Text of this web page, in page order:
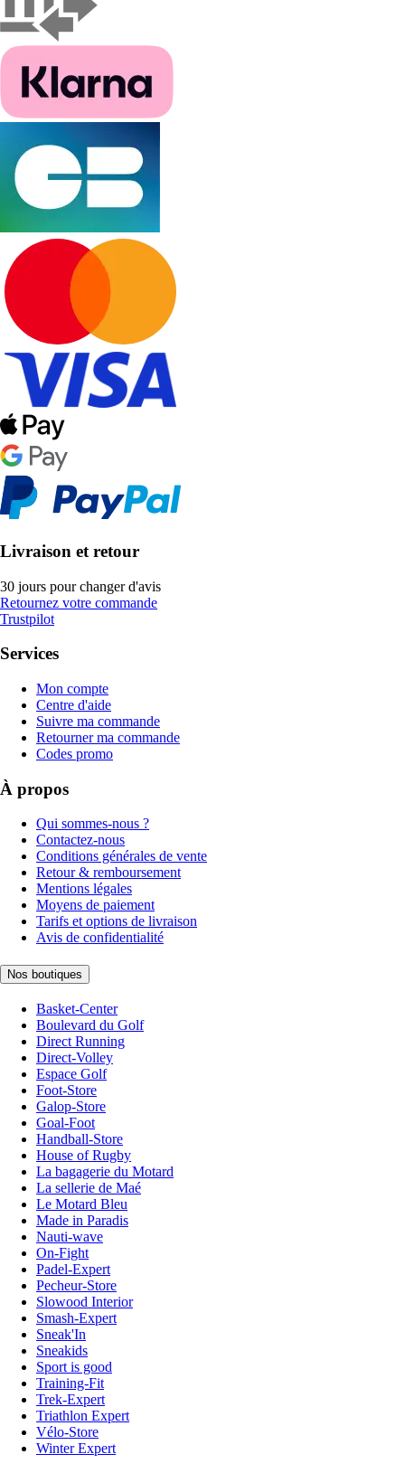
Livraison et retour
30 jours pour changer d'avis
Retournez votre commande
Trustpilot
Services
Mon compte
Centre d'aide
Suivre ma commande
Retourner ma commande
Codes promo
À propos
Qui sommes-nous ?
Contactez-nous
Conditions générales de vente
Retour & remboursement
Mentions légales
Moyens de paiement
Tarifs et options de livraison
Avis de confidentialité
Nos boutiques
Basket-Center
Boulevard du Golf
Direct Running
Direct-Volley
Espace Golf
Foot-Store
Galop-Store
Goal-Foot
Handball-Store
House of Rugby
La bagagerie du Motard
La sellerie de Maé
Le Motard Bleu
Made in Paradis
Nauti-wave
On-Fight
Padel-Expert
Pecheur-Store
Slowood Interior
Smash-Expert
Sneak'In
Sneakids
Sport is good
Training-Fit
Trek-Expert
Triathlon Expert
Vélo-Store
Winter Expert